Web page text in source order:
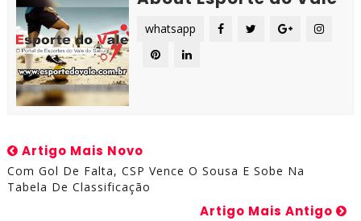
whatsapp
Artigo Mais Novo
Com Gol De Falta, CSP Vence O Sousa E Sobe Na
Tabela De Classificação
Artigo Mais Antigo